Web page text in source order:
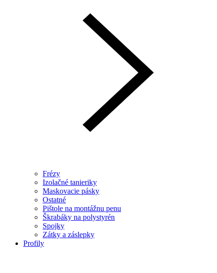
Frézy
Izolačné tanieriky
Maskovacie pásky
Ostatné
Pištole na montážnu penu
Škrabáky na polystyrén
Spojky
Zátky a záslepky
Profily